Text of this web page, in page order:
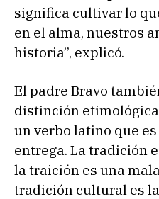
significa cultivar lo
en el alma, nuestros
historia”, explicó.
El padre Bravo
distinción
un verbo latino que es
entrega. La tradición
la traición es una
tradición cultural es